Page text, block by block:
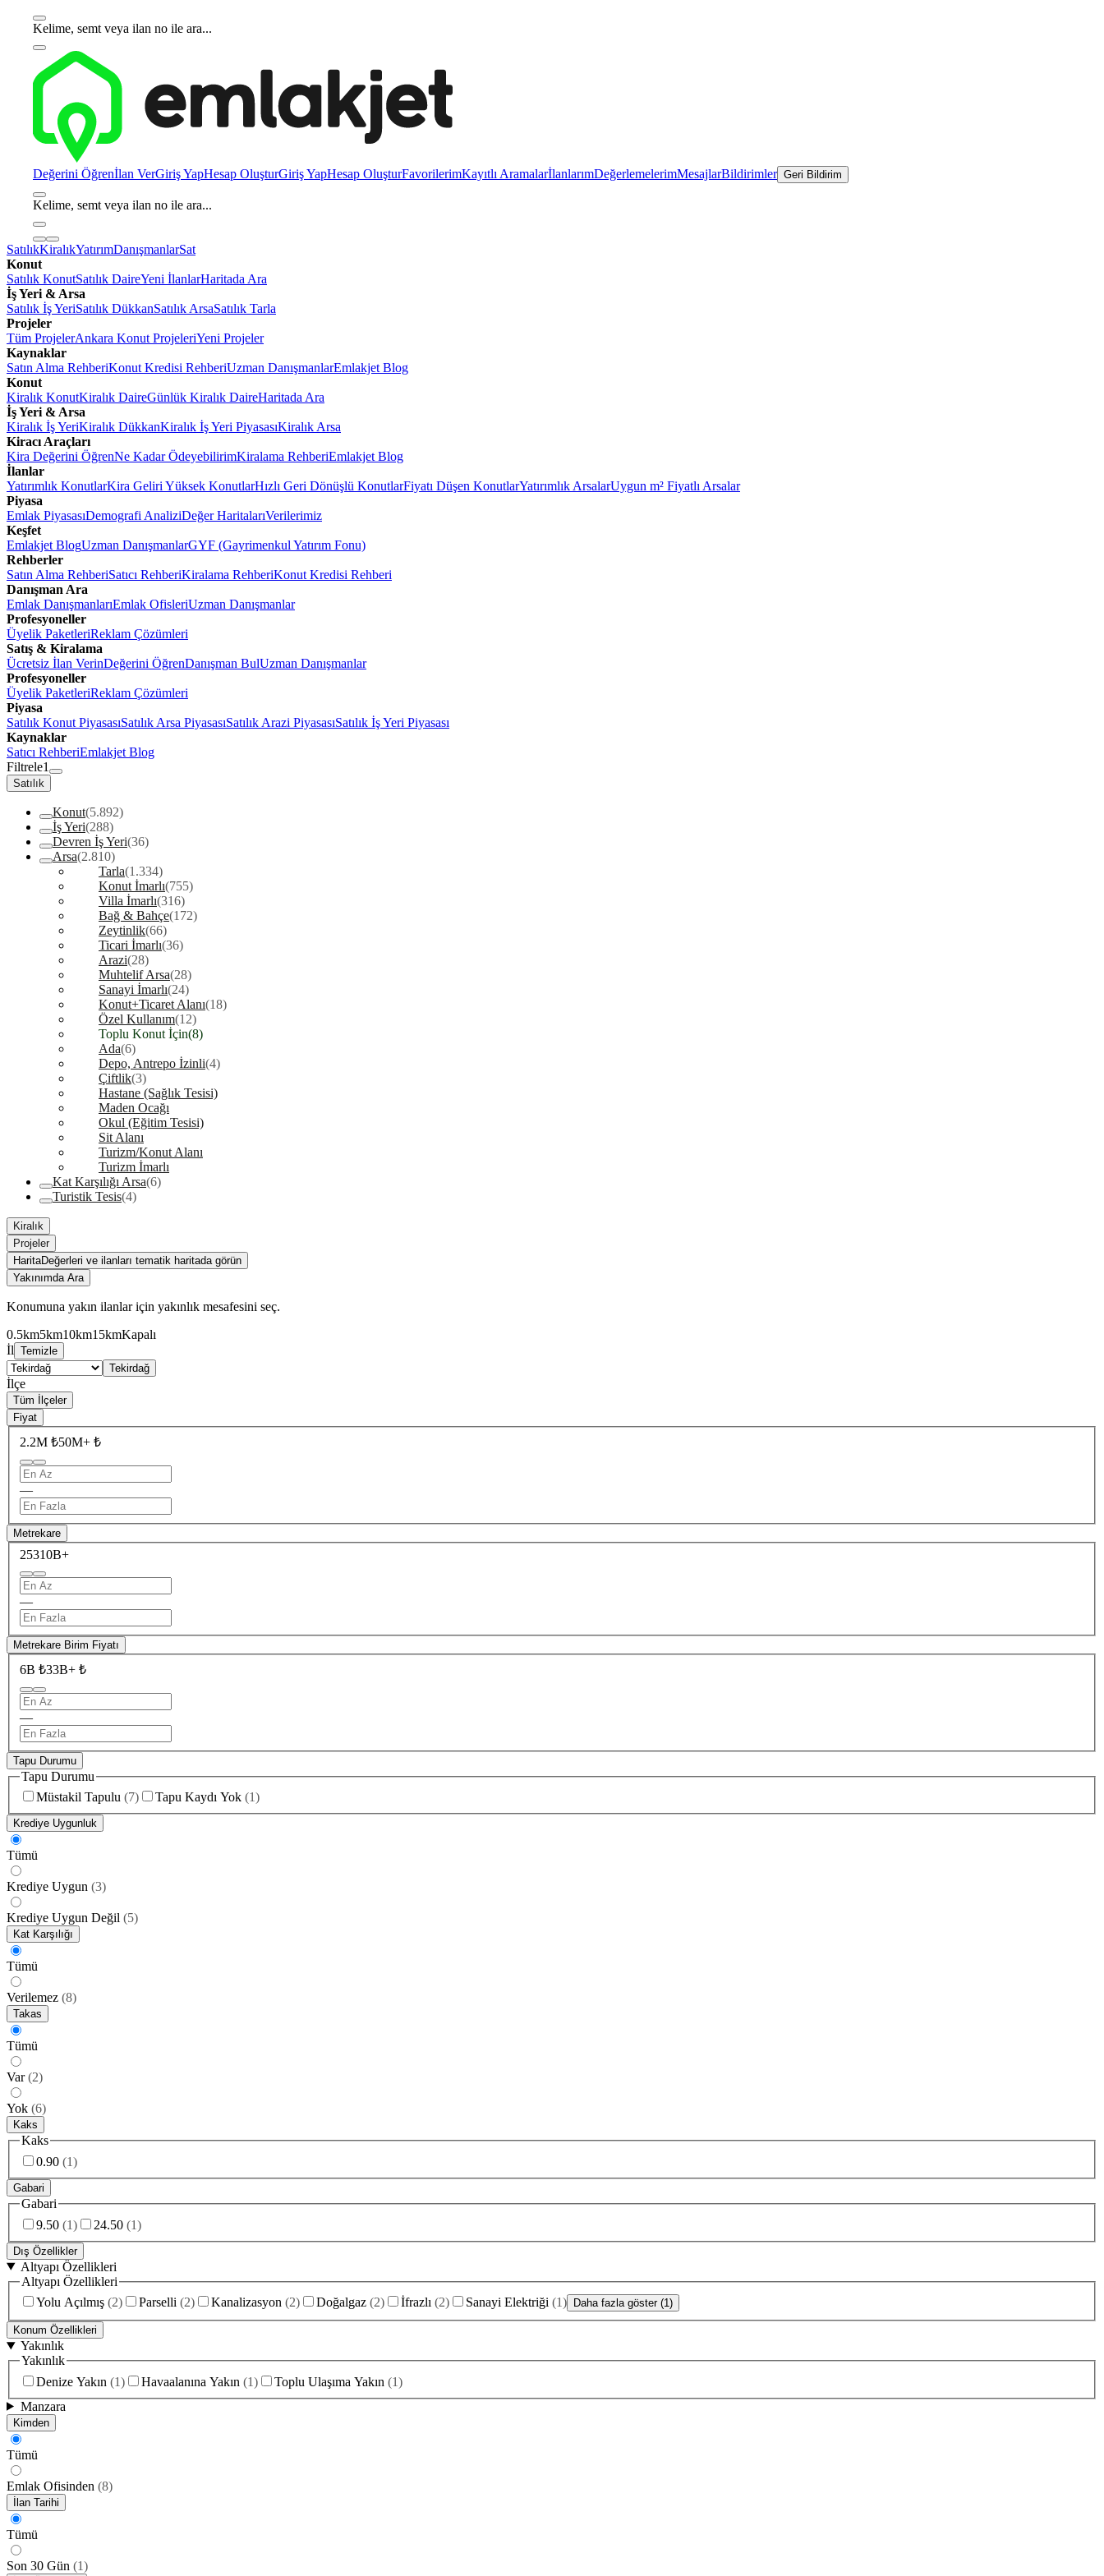
Kelime, semt veya ilan no ile ara...
Değerini Öğrenİlan VerGiriş YapHesap OluşturGiriş YapHesap OluşturFavorilerimKayıtlı AramalarİlanlarımDeğerlemelerimMesajlarBildirimler Geri Bildirim
Kelime, semt veya ilan no ile ara...
SatılıkKiralıkYatırımDanışmanlarSat
Konut
Satılık KonutSatılık DaireYeni İlanlarHaritada Ara
İş Yeri & Arsa
Satılık İş YeriSatılık DükkanSatılık ArsaSatılık Tarla
Projeler
Tüm ProjelerAnkara Konut ProjeleriYeni Projeler
Kaynaklar
Satın Alma RehberiKonut Kredisi RehberiUzman DanışmanlarEmlakjet Blog
Konut
Kiralık KonutKiralık DaireGünlük Kiralık DaireHaritada Ara
İş Yeri & Arsa
Kiralık İş YeriKiralık DükkanKiralık İş Yeri PiyasasıKiralık Arsa
Kiracı Araçları
Kira Değerini ÖğrenNe Kadar ÖdeyebilirimKiralama RehberiEmlakjet Blog
İlanlar
Yatırımlık KonutlarKira Geliri Yüksek KonutlarHızlı Geri Dönüşlü KonutlarFiyatı Düşen KonutlarYatırımlık ArsalarUygun m² Fiyatlı Arsalar
Piyasa
Emlak PiyasasıDemografi AnaliziDeğer HaritalarıVerilerimiz
Keşfet
Emlakjet BlogUzman DanışmanlarGYF (Gayrimenkul Yatırım Fonu)
Rehberler
Satın Alma RehberiSatıcı RehberiKiralama RehberiKonut Kredisi Rehberi
Danışman Ara
Emlak DanışmanlarıEmlak OfisleriUzman Danışmanlar
Profesyoneller
Üyelik PaketleriReklam Çözümleri
Satış & Kiralama
Ücretsiz İlan VerinDeğerini ÖğrenDanışman BulUzman Danışmanlar
Profesyoneller
Üyelik PaketleriReklam Çözümleri
Piyasa
Satılık Konut PiyasasıSatılık Arsa PiyasasıSatılık Arazi PiyasasıSatılık İş Yeri Piyasası
Kaynaklar
Satıcı RehberiEmlakjet Blog
Filtrele1
Satılık
Konut(5.892)
İş Yeri(288)
Devren İş Yeri(36)
Arsa(2.810)
Tarla(1.334)
Konut İmarlı(755)
Villa İmarlı(316)
Bağ & Bahçe(172)
Zeytinlik(66)
Ticari İmarlı(36)
Arazi(28)
Muhtelif Arsa(28)
Sanayi İmarlı(24)
Konut+Ticaret Alanı(18)
Özel Kullanım(12)
Toplu Konut İçin(8)
Ada(6)
Depo, Antrepo İzinli(4)
Çiftlik(3)
Hastane (Sağlık Tesisi)
Maden Ocağı
Okul (Eğitim Tesisi)
Sit Alanı
Turizm/Konut Alanı
Turizm İmarlı
Kat Karşılığı Arsa(6)
Turistik Tesis(4)
Kiralık
Projeler
HaritaDeğerleri ve ilanları tematik haritada görün
Yakınımda Ara
Konumuna yakın ilanlar için yakınlık mesafesini seç.
0.5km5km10km15kmKapalı
İl Temizle
Tekirdağ
İlçe
Tüm İlçeler
Fiyat
2.2M ₺50M+ ₺
—
Metrekare
25310B+
—
Metrekare Birim Fiyatı
6B ₺33B+ ₺
—
Tapu Durumu
Tapu Durumu
Müstakil Tapulu (7) Tapu Kaydı Yok (1)
Krediye Uygunluk
Tümü
Krediye Uygun (3)
Krediye Uygun Değil (5)
Kat Karşılığı
Tümü
Verilemez (8)
Takas
Tümü
Var (2)
Yok (6)
Kaks
Kaks
0.90 (1)
Gabari
Gabari
9.50 (1) 24.50 (1)
Dış Özellikler
Altyapı Özellikleri
Altyapı Özellikleri
Yolu Açılmış (2) Parselli (2) Kanalizasyon (2) Doğalgaz (2) İfrazlı (2) Sanayi Elektriği (1) Daha fazla göster (1)
Konum Özellikleri
Yakınlık
Yakınlık
Denize Yakın (1) Havaalanına Yakın (1) Toplu Ulaşıma Yakın (1)
Manzara
Kimden
Tümü
Emlak Ofisinden (8)
İlan Tarihi
Tümü
Son 30 Gün (1)